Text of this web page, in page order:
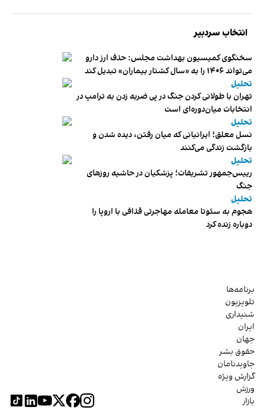
انتخاب سردبیر
سخنگوی کمیسیون بهداشت مجلس: حذف ارز دارو
می‌تواند ۱۴۰۶ را به «سال کشتار بیماران» تبدیل کند
تحلیل
تهران با طولانی کردن جنگ در پی ضربه زدن به ترامپ در
انتخابات میان‌دوره‌ای است
تحلیل
نسل معلق؛ ایرانیانی که میان رفتن، دیده شدن و
بازگشت زندگی می‌کنند
تحلیل
رییس‌جمهور تشریفات؛ پزشکیان در حاشیه روزهای
جنگ
تحلیل
هجوم به سئوتا معامله مهاجرتی قذافی با اروپا را
دوباره زنده کرد
برنامه‌ها
تلویزیون
شنیداری
ایران
جهان
حقوق بشر
جاویدنامان
گزارش ویژه
ورزش
بازار